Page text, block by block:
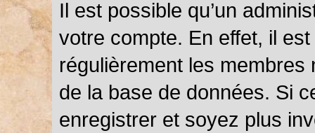
Il est possible qu’un
votre compte. En effet, il
régulièrement les
de la base de données. Si
enregistrer et soyez plus